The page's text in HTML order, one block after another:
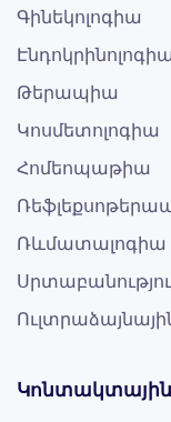
Գինեկոլոգիա
Թերապիա
Կոսմետոլոգիա
Հոմեոպաթիա
Ռևմատալոգիա
Կոնտակտային